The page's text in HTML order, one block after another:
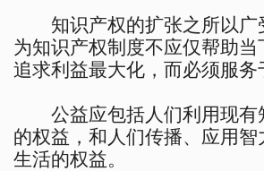
知识产权的扩张之所以广
为知识产权制度不应仅帮助
追求利益最大化，而必须服务
公益应包括人们利用现有
的权益，和人们传播、应用智
生活的权益。